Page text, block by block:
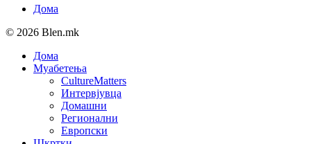
Дома
© 2026 Blen.mk
Дома
Муабетења
CultureMatters
Интервјувца
Домашни
Регионални
Европски